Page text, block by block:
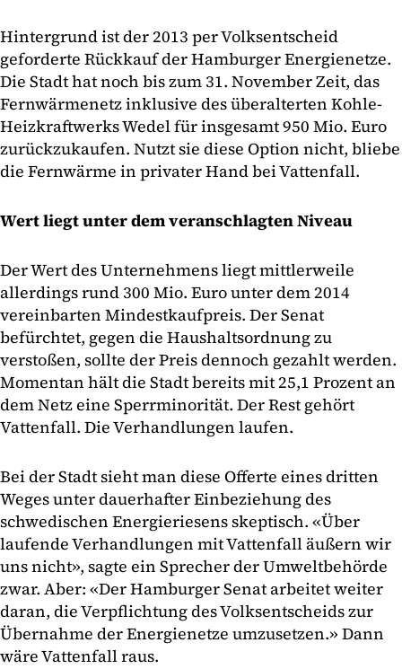
Hintergrund ist der 2013 per Volksentscheid
geforderte Rückkauf der Hamburger Energienetze.
Die Stadt hat noch bis zum 31. November Zeit, das
Fernwärmenetz inklusive des überalterten Kohle-
Heizkraftwerks Wedel für insgesamt 950 Mio. Euro
zurückzukaufen. Nutzt sie diese Option nicht, bliebe
die Fernwärme in privater Hand bei Vattenfall.
Wert liegt unter dem veranschlagten Niveau
Der Wert des Unternehmens liegt mittlerweile
allerdings rund 300 Mio. Euro unter dem 2014
vereinbarten Mindestkaufpreis. Der Senat
befürchtet, gegen die Haushaltsordnung zu
verstoßen, sollte der Preis dennoch gezahlt werden.
Momentan hält die Stadt bereits mit 25,1 Prozent an
dem Netz eine Sperrminorität. Der Rest gehört
Vattenfall. Die Verhandlungen laufen.
Bei der Stadt sieht man diese Offerte eines dritten
Weges unter dauerhafter Einbeziehung des
schwedischen Energieriesens skeptisch. «Über
laufende Verhandlungen mit Vattenfall äußern wir
uns nicht», sagte ein Sprecher der Umweltbehörde
zwar. Aber: «Der Hamburger Senat arbeitet weiter
daran, die Verpflichtung des Volksentscheids zur
Übernahme der Energienetze umzusetzen.» Dann
wäre Vattenfall raus.